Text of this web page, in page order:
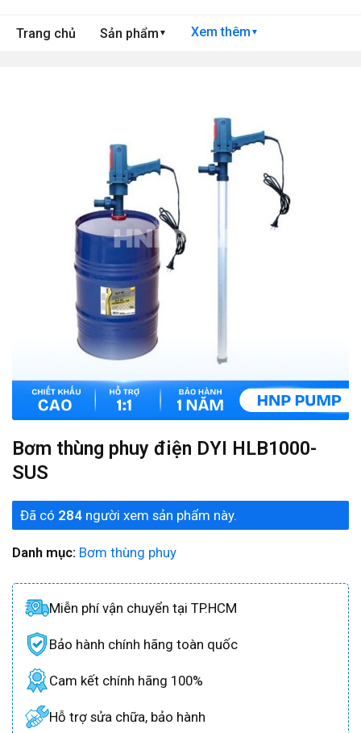
Trang chủ Sản phẩm ▼ Xem thêm ▼
Bơm thùng phuy điện DYI HLB1000-
SUS
Đã có 284 người xem sản phẩm này.
Danh mục: Bơm thùng phuy
Miễn phí vận chuyển tại TP.HCM
Bảo hành chính hãng toàn quốc
Cam kết chính hãng 100%
Hỗ trợ sửa chữa, bảo hành